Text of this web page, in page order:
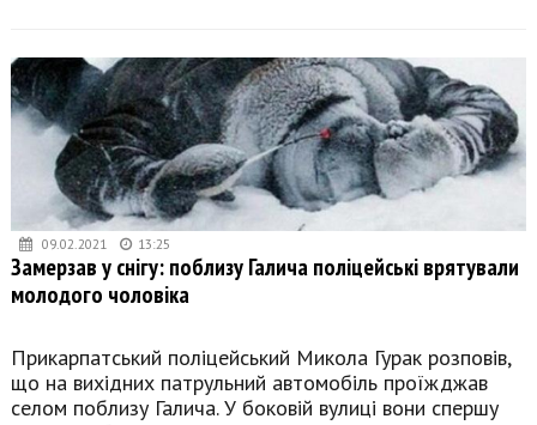
09.02.2021 13:25
Замерзав у снігу: поблизу Галича поліцейські врятували
молодого чоловіка
Прикарпатський поліцейський Микола Гурак розповів,
що на вихідних патрульний автомобіль проїжджав
селом поблизу Галича. У боковій вулиці вони спершу